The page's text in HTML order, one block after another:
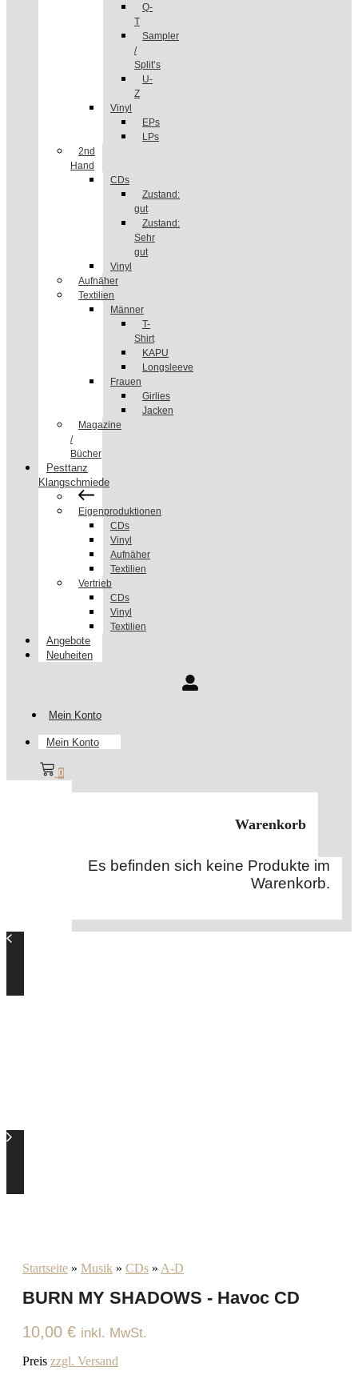
Q-
T
Sampler
/
Split’s
U-
Z
Vinyl
EPs
LPs
2nd
Hand
CDs
Zustand:
gut
Zustand:
Sehr
gut
Vinyl
Aufnäher
Textilien
Männer
T-
Shirt
KAPU
Longsleeve
Frauen
Girlies
Jacken
Magazine
/
Bücher
Pesttanz
Klangschmiede
Eigenproduktionen
CDs
Vinyl
Aufnäher
Textilien
Vertrieb
CDs
Vinyl
Textilien
Angebote
Neuheiten
Mein Konto
Mein Konto
0
Warenkorb
Es befinden sich keine Produkte im
Warenkorb.
Startseite » Musik » CDs » A-D
BURN MY SHADOWS - Havoc CD
10,00 € inkl. MwSt.
Preis zzgl. Versand